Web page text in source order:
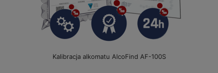
Kalibracja alkomatu AlcoFind AF-100S